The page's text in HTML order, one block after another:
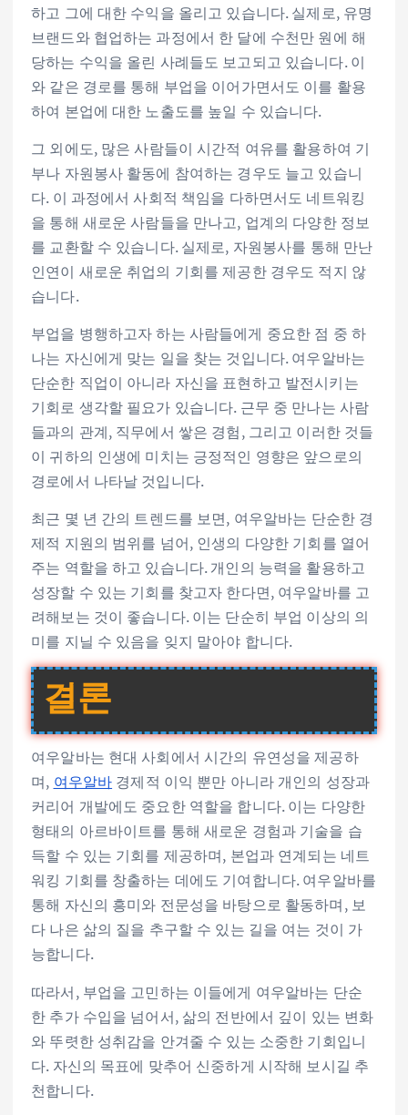
하고 그에 대한 수익을 올리고 있습니다. 실제로, 유명
브랜드와 협업하는 과정에서 한 달에 수천만 원에 해
당하는 수익을 올린 사례들도 보고되고 있습니다. 이
와 같은 경로를 통해 부업을 이어가면서도 이를 활용
하여 본업에 대한 노출도를 높일 수 있습니다.
그 외에도, 많은 사람들이 시간적 여유를 활용하여 기
부나 자원봉사 활동에 참여하는 경우도 늘고 있습니
다. 이 과정에서 사회적 책임을 다하면서도 네트워킹
을 통해 새로운 사람들을 만나고, 업계의 다양한 정보
를 교환할 수 있습니다. 실제로, 자원봉사를 통해 만난
인연이 새로운 취업의 기회를 제공한 경우도 적지 않
습니다.
부업을 병행하고자 하는 사람들에게 중요한 점 중 하
나는 자신에게 맞는 일을 찾는 것입니다. 여우알바는
단순한 직업이 아니라 자신을 표현하고 발전시키는
기회로 생각할 필요가 있습니다. 근무 중 만나는 사람
들과의 관계, 직무에서 쌓은 경험, 그리고 이러한 것들
이 귀하의 인생에 미치는 긍정적인 영향은 앞으로의
경로에서 나타날 것입니다.
최근 몇 년 간의 트렌드를 보면, 여우알바는 단순한 경
제적 지원의 범위를 넘어, 인생의 다양한 기회를 열어
주는 역할을 하고 있습니다. 개인의 능력을 활용하고
성장할 수 있는 기회를 찾고자 한다면, 여우알바를 고
려해보는 것이 좋습니다. 이는 단순히 부업 이상의 의
미를 지닐 수 있음을 잊지 말아야 합니다.
결론
여우알바는 현대 사회에서 시간의 유연성을 제공하
며, 여우알바 경제적 이익 뿐만 아니라 개인의 성장과
커리어 개발에도 중요한 역할을 합니다. 이는 다양한
형태의 아르바이트를 통해 새로운 경험과 기술을 습
득할 수 있는 기회를 제공하며, 본업과 연계되는 네트
워킹 기회를 창출하는 데에도 기여합니다. 여우알바를
통해 자신의 흥미와 전문성을 바탕으로 활동하며, 보
다 나은 삶의 질을 추구할 수 있는 길을 여는 것이 가
능합니다.
따라서, 부업을 고민하는 이들에게 여우알바는 단순
한 추가 수입을 넘어서, 삶의 전반에서 깊이 있는 변화
와 뚜렷한 성취감을 안겨줄 수 있는 소중한 기회입니
다. 자신의 목표에 맞추어 신중하게 시작해 보시길 추
천합니다.